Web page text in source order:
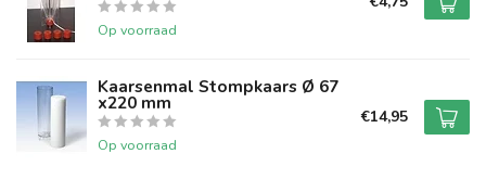
Op voorraad
Kaarsenmal Stompkaars Ø 67
x220 mm
Op voorraad
€14,95